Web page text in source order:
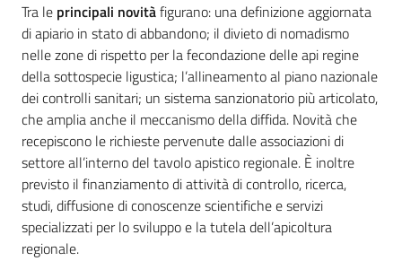
Tra le principali novitàfigurano: una definizione aggiornata
di apiario in stato di abbandono; il divieto di nomadismo
nelle zone di rispetto per la fecondazione delle api regine
della sottospecie ligustica; l’allineamento al piano nazionale
dei controlli sanitari; un sistema sanzionatorio più articolato,
che amplia anche il meccanismo della diffida. Novità che
recepiscono le richieste pervenute dalle associazioni di
settore all’interno del tavolo apistico regionale. È inoltre
previsto il finanziamento di attività di controllo, ricerca,
studi, diffusione di conoscenze scientifiche e servizi
specializzati per lo sviluppo e la tutela dell’apicoltura
regionale.